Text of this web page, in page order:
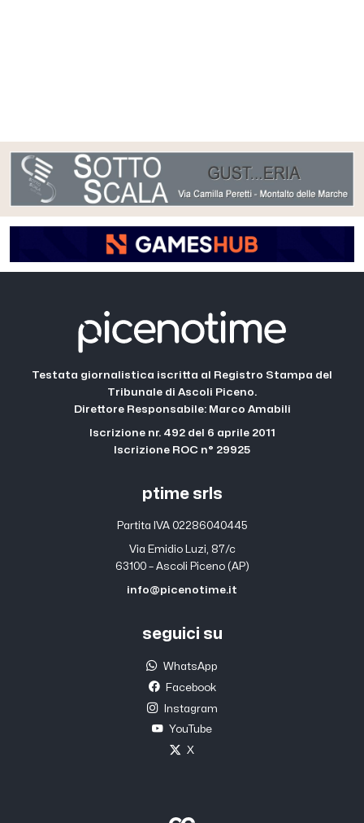
Testata giornalistica iscritta al Registro Stampa del
Tribunale di Ascoli Piceno.
Direttore Responsabile: Marco Amabili
Iscrizione nr. 492 del 6 aprile 2011
Iscrizione ROC n° 29925
ptime srls
Partita IVA 02286040445
Via Emidio Luzi, 87/c
63100 – Ascoli Piceno (AP)
info@picenotime.it
seguici su
WhatsApp
Facebook
Instagram
YouTube
X